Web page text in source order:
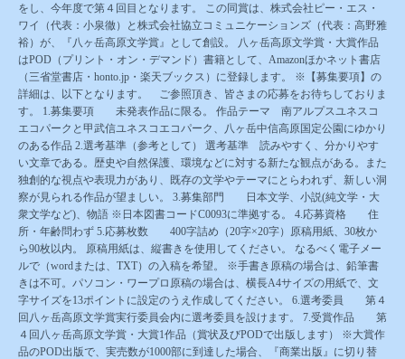
をし、今年度で第４回目となります。 この同賞は、株式会社ピー・エス・
ワイ（代表：小泉徹）と株式会社協立コミュニケーションズ（代表：高野雅
裕）が、『八ヶ岳高原文学賞』として創設。 八ヶ岳高原文学賞・大賞作品
はPOD（プリント・オン・デマンド）書籍として、Amazonほかネット書店
（三省堂書店・honto.jp・楽天ブックス）に登録します。 ※【募集要項】の
詳細は、以下となります。 ご参照頂き、皆さまの応募をお待ちしておりま
す。 1.募集要項 未発表作品に限る。 作品テーマ 南アルプスユネスコ
エコパークと甲武信ユネスコエコパーク、八ヶ岳中信高原国定公園にゆかり
のある作品 2.選考基準（参考として） 選考基準 読みやすく、分かりやす
い文章である。歴史や自然保護、環境などに対する新たな観点がある。また
独創的な視点や表現力があり、既存の文学やテーマにとらわれず、新しい洞
察が見られる作品が望ましい。 3.募集部門 日本文学、小説(純文学・大
衆文学など)、物語 ※日本図書コードC0093に準拠する。 4.応募資格 住
所・年齢問わず 5.応募枚数 400字詰め（20字×20字）原稿用紙、30枚か
ら90枚以内。 原稿用紙は、縦書きを使用してください。 なるべく電子メー
ルで（wordまたは、TXT）の入稿を希望。 ※手書き原稿の場合は、鉛筆書
きは不可。パソコン・ワープロ原稿の場合は、横長A4サイズの用紙で、文
字サイズを13ポイントに設定のうえ作成してください。 6.選考委員 第４
回八ヶ岳高原文学賞実行委員会内に選考委員を設けます。 7.受賞作品 第
４回八ヶ岳高原文学賞・大賞1作品（賞状及びPODで出版します） ※大賞作
品のPOD出版で、実売数が1000部に到達した場合、『商業出版』に切り替